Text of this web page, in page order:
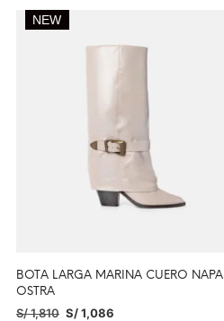
NEW
BOTA LARGA MARINA CUERO NAPA
OSTRA
S/1,810 S/1,086